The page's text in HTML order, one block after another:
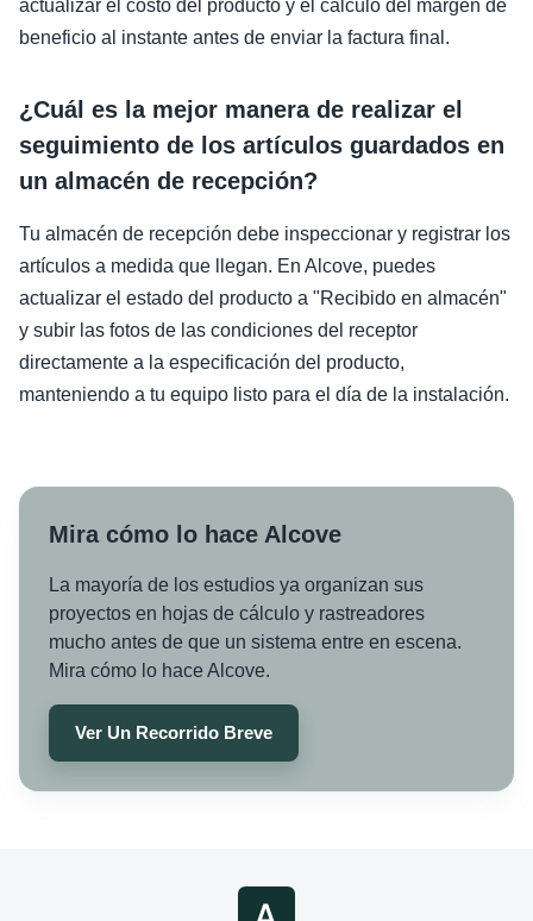
actualizar el costo del producto y el cálculo del margen de
beneficio al instante antes de enviar la factura final.
¿Cuál es la mejor manera de realizar el
seguimiento de los artículos guardados en
un almacén de recepción?
Tu almacén de recepción debe inspeccionar y registrar los
artículos a medida que llegan. En Alcove, puedes
actualizar el estado del producto a "Recibido en almacén"
y subir las fotos de las condiciones del receptor
directamente a la especificación del producto,
manteniendo a tu equipo listo para el día de la instalación.
Mira cómo lo hace Alcove
La mayoría de los estudios ya organizan sus
proyectos en hojas de cálculo y rastreadores
mucho antes de que un sistema entre en escena.
Mira cómo lo hace Alcove.
Ver Un Recorrido Breve